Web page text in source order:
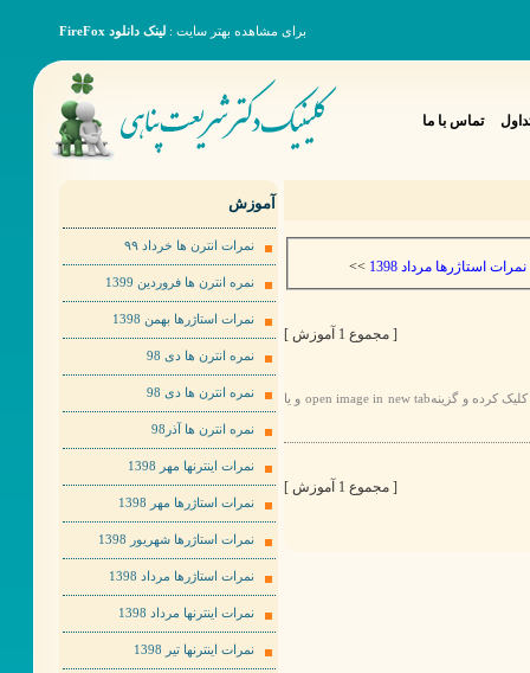
برای مشاهده بهتر سایت : لینک دانلود FireFox
تماس با ما
نمرات استاژرها مرداد 1398 >>
[ مجموع 1 آموزش ]
برای مشاهده عکس ها به صورت بهتر لطفا روی عکس مورد نظر راست کلیک کرده و گزینهopen image in new tab و یا
[ مجموع 1 آموزش ]
آموزش
نمرات انترن ها خرداد ٩٩
نمره انترن ها فروردین 1399
نمرات استاژرها بهمن 1398
نمره انترن ها دی 98
نمره انترن ها دی 98
نمره انترن ها آذر98
نمرات اینترنها مهر 1398
نمرات استاژرها مهر 1398
نمرات استاژرها شهریور 1398
نمرات استاژرها مرداد 1398
نمرات اینترنها مرداد 1398
نمرات اینترنها تیر 1398